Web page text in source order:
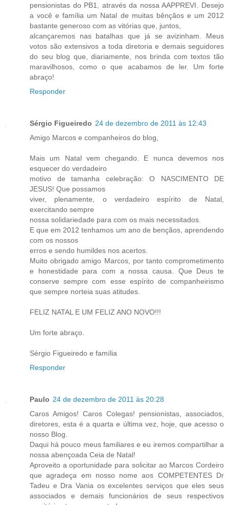
pensionistas do PB1, através da nossa AAPPREVI. Desejo
a você e família um Natal de muitas bênçãos e um 2012
bastante generoso com as vitórias que, juntos,
alcançaremos nas batalhas que já se avizinham. Meus
votos são extensivos a toda diretoria e demais seguidores
do seu blog que, diariamente, nos brinda com textos tão
maravilhosos, como o que acabamos de ler. Um forte
abraço!
Responder
Sérgio Figueiredo 24 de dezembro de 2011 às 12:43
Amigo Marcos e companheiros do blog,
Mais um Natal vem chegando. E nunca devemos nos
esquecer do verdadeiro
motivo de tamanha celebração: O NASCIMENTO DE
JESUS! Que possamos
viver, plenamente, o verdadeiro espírito de Natal,
exercitando sempre
nossa solidariedade para com os mais necessitados.
E que em 2012 tenhamos um ano de bençãos, aprendendo
com os nossos
erros e sendo humildes nos acertos.
Muito obrigado amigo Marcos, por tanto comprometimento
e honestidade para com a nossa causa. Que Deus te
conserve sempre com esse espírito de companheirismo
que sempre norteia suas atitudes.
FELIZ NATAL E UM FELIZ ANO NOVO!!!
Um forte abraço.
Sérgio Figueiredo e família
Responder
Paulo 24 de dezembro de 2011 às 20:28
Caros Amigos! Caros Colegas! pensionistas, associados,
diretores, esta é a quarta e última vez, hoje, que acesso o
nosso Blog.
Daqui há pouco meus familiares e eu iremos compartilhar a
nossa abençoada Ceia de Natal!
Aproveito a oportunidade para solicitar ao Marcos Cordeiro
que agradeça em nosso nome aos COMPETENTES Dr
Tadeu e Dra Vania os excelentes serviços que eles seus
associados e demais funcionários de seus respectivos